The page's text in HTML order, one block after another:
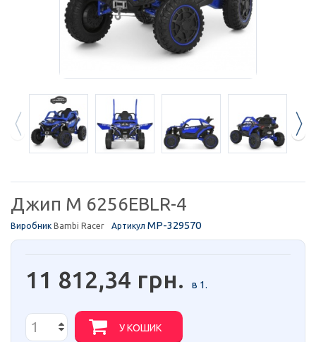
Джип M 6256EBLR-4
Виробник Bambi Racer Артикул MP-329570
11 812,34 грн. в 1.
У КОШИК